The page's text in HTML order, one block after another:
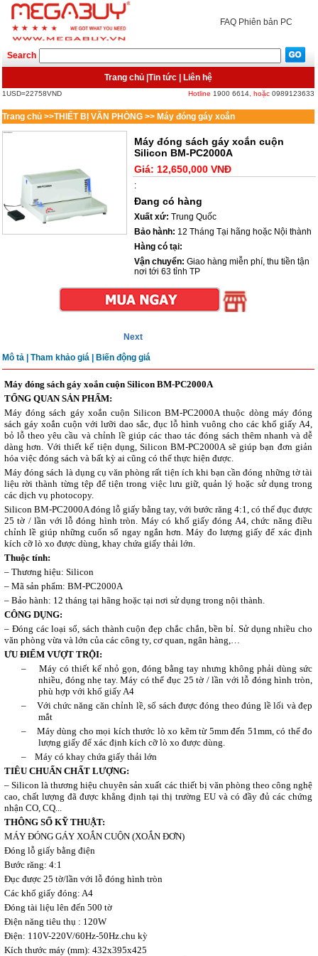
FAQ Phiên bản PC
Search
Trang chủ Tin tức Liên hệ
1USD=22758VND Hotline 1900 6614 , hoặc 0989123633
Trang chủ >>THIẾT BỊ VĂN PHÒNG >> Máy đóng gáy xoắn
Máy đóng sách gáy xoắn cuộn
Silicon BM-PC2000A
Giá: 12,650,000 VNĐ
:
Đang có hàng
Xuất xứ: Trung Quốc
Bảo hành: 12 Tháng Tại hãng hoặc Nội thành
Hàng có tại:
Vận chuyển: Giao hàng miễn phí, thu tiền tận
nơi tới 63 tỉnh TP
Next
Mô tả Tham khảo giá | Biến động giá
Máy đóng sách gáy xoắn cuộn Silicon BM-PC2000A
TỔNG QUAN SẢN PHẨM:
Máy đóng sách gáy xoắn cuộn Silicon BM-PC2000A thuộc dòng máy đóng
sách gáy xoắn cuộn với lưỡi dao sắc, đục lỗ hình vuông cho các khổ giấy A4,
bỏ lỗ theo yêu cầu và chỉnh lề giúp các thao tác đóng sách thêm nhanh và dễ
dàng hơn. Với thiết kế tiện dụng, Silicon BM-PC2000A sẽ giúp bạn đơn giản
hóa việc đóng sách và bất kỳ ai cũng có thể thực hiện được.
Máy đóng sách là dụng cụ văn phòng rất tiện ích khi bạn cần đóng những tờ tài
liệu rời thành từng tệp để tiện trong việc lưu giữ, quản lý hoặc sử dụng trong
các dịch vụ photocopy.
Silicon BM-PC2000A đóng lỗ giấy bằng tay, với bước răng 4:1, có thể đục được
25 tờ / lần với lỗ đóng hình tròn. Máy có khổ giấy đóng A4, chức năng điều
chỉnh lề giúp những cuốn sổ ngay ngắn hơn. Máy đo lượng giấy để xác định
kích cỡ lò xo được dùng, khay chứa giấy thải lớn.
Thuộc tính:
– Thương hiệu: Silicon
– Mã sản phẩm: BM-PC2000A
– Bảo hành: 12 tháng tại hãng hoặc tại nơi sử dụng trong nội thành.
CÔNG DỤNG:
– Đóng các loại sổ, sách thành cuộn đẹp chắc chắn, bền bỉ. Sử dụng nhiều cho
văn phòng vừa và lớn của các công ty, cơ quan, ngân hàng,…
ƯU ĐIỂM VƯỢT TRỘI:
–
Máy có thiết kế nhỏ gọn, đóng bằng tay nhưng không phải dùng sức
nhiều, đóng nhẹ tay. Máy có thể đục 25 tờ / lần với lỗ đóng hình tròn,
phù hợp với khổ giấy A4
–
Với chức năng căn chỉnh lề, sổ sách được đóng theo đúng lề lối và đẹp
mắt
–
Máy dùng cho mọi kích thước lò xo kẽm từ 5mm đến 51mm, có thể đo
lượng giấy để xác định kích cỡ lò xo được dùng.
–
Máy có khay chứa giấy thải lớn
TIÊU CHUẨN CHẤT LƯỢNG:
– Silicon là thương hiệu chuyên sản xuất các thiết bị văn phòng theo công nghệ
cao, chất lượng đã được khẳng định tại thị trường EU và có đầy đủ các chứng
nhận CO, CQ...
THÔNG SỐ KỸ THUẬT:
MÁY ĐÓNG GÁY XOẮN CUỘN (XOẮN ĐƠN)
Đóng lỗ giấy bằng điện
Bước răng: 4:1
Đục được 25 tờ/lần với lỗ đóng hình tròn
Các khổ giấy đóng: A4
Đóng tài liệu lên đến 500 tờ
Điện năng tiêu thụ : 120W
Điện: 110V-220V/60Hz-50Hz.chu kỳ
Kích thước máy (mm): 432x395x425